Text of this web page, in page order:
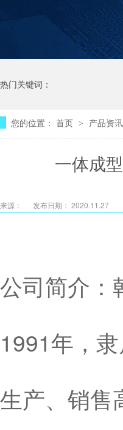
热门关键词：
您的位置： 首页 > 产品资讯
一体成
来源： 发布日期： 2020.11.27
公司简介：
1991年，
生产、销售